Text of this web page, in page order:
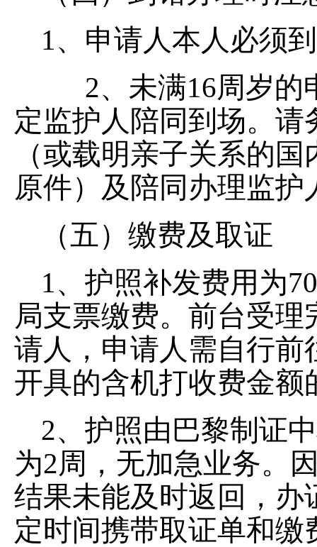
1、申请人本人必须
2、未满16周岁的
定监护人陪同到场。
（或载明亲子关系的
原件）及陪同办理监护
（五）缴费及取证
1、护照补发费用为
局支票缴费。前台受
请人，申请人需自行
开具的含机打收费金额
2、护照由巴黎制证
为2周，无加急业务。
结果未能及时返回，
定时间携带取证单和